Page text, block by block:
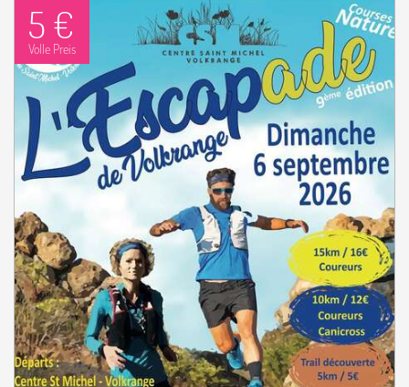
5 €
Volle Preis